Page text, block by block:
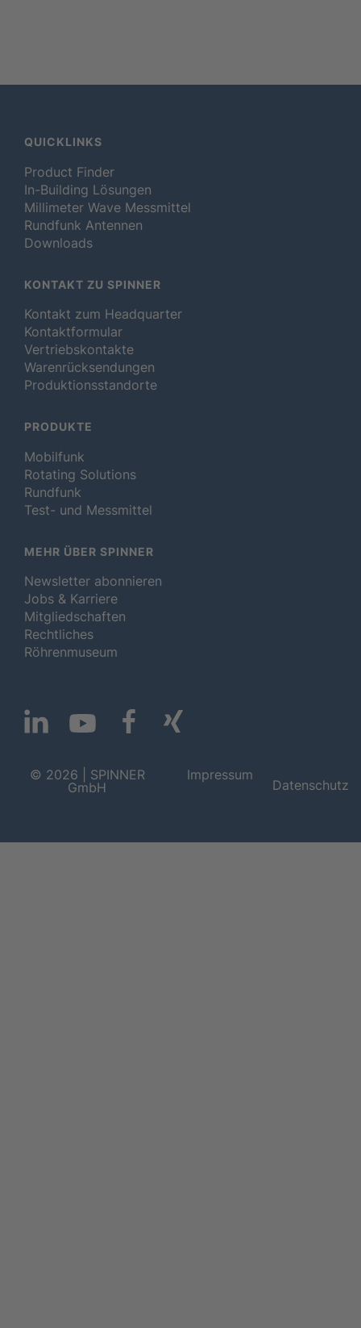
QUICKLINKS
Product Finder
In-Building Lösungen
Millimeter Wave Messmittel
Rundfunk Antennen
Downloads
KONTAKT ZU SPINNER
Kontakt zum Headquarter
Kontaktformular
Vertriebskontakte
Warenrücksendungen
Produktionsstandorte
PRODUKTE
Mobilfunk
Rotating Solutions
Rundfunk
Test- und Messmittel
MEHR ÜBER SPINNER
Newsletter abonnieren
Jobs & Karriere
Mitgliedschaften
Rechtliches
Röhrenmuseum
© 2026 | SPINNER
GmbH
Impressum
Datenschutz